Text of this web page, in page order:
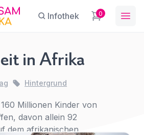
Infothek 0
in Afrika
Hintergrund
Millionen Kinder von
davon allein 92
dem afrikanischen
eine Frage?
erstellen
unseren Newsletter
Updates.